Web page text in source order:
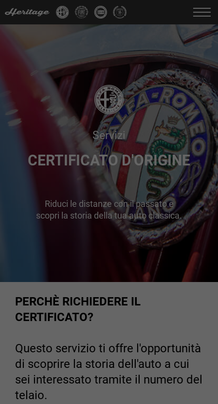
Cambia Lingua: IT DE
Servizi
CERTIFICATO D'ORIGINE
Riduci le distanze con il passato e
scopri la storia della tua auto classica.
PERCHÈ RICHIEDERE IL
CERTIFICATO?
Questo servizio ti offre l'opportunità
di scoprire la storia dell'auto a cui
sei interessato tramite il numero del
telaio.